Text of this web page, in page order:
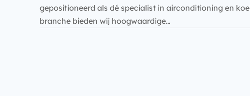
gepositioneerd als dé specialist in airconditioning en
branche bieden wij hoogwaardige…